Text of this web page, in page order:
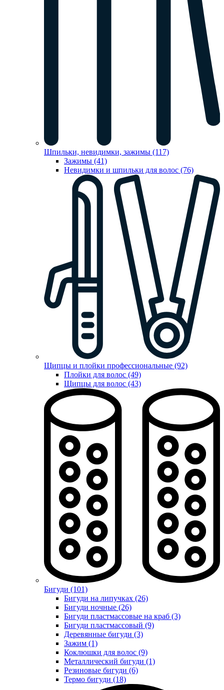
Шпильки, невидимки, зажимы (117)
Зажимы (41)
Невидимки и шпильки для волос (76)
Щипцы и плойки профессиональные (92)
Плойки для волос (49)
Щипцы для волос (43)
Бигуди (101)
Бигуди на липучках (26)
Бигуди ночные (26)
Бигуди пластмассовые на краб (3)
Бигуди пластмассовый (9)
Деревянные бигуди (3)
Зажим (1)
Коклюшки для волос (9)
Металлический бигуди (1)
Резиновые бигуди (6)
Термо бигуди (18)